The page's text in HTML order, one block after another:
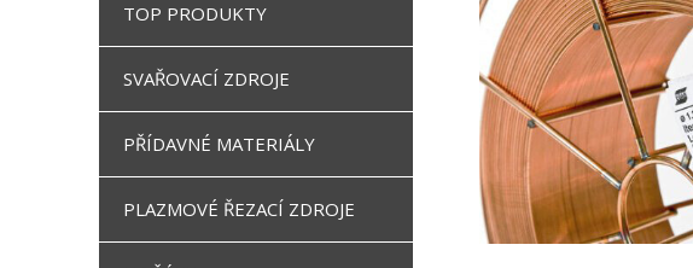
TOP PRODUKTY
SVAŘOVACÍ ZDROJE
PŘÍDAVNÉ MATERIÁLY
PLAZMOVÉ ŘEZACÍ ZDROJE